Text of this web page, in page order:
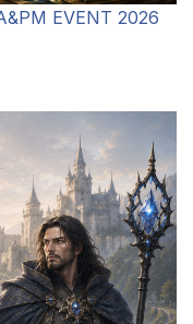
EVENT 2026